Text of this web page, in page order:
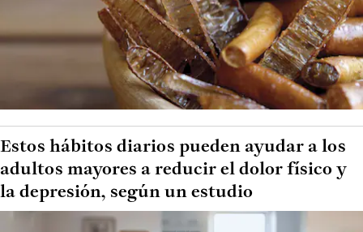
Estos hábitos diarios pueden ayudar a los
adultos mayores a reducir el dolor físico y
la depresión, según un estudio